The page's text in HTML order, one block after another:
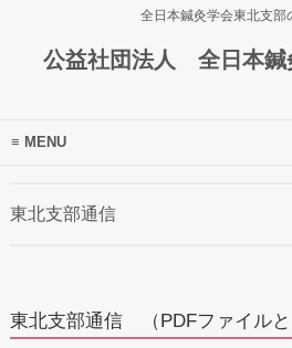
全日本鍼灸学会東北支部
公益社団法人 全日本
MENU
東北支部通信
東北支部通信 （PDFファイルと